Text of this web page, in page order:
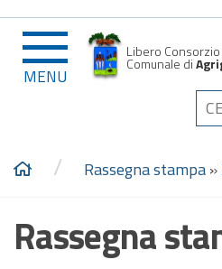
MENU
Libero Consorzio
Comunale di
/ Rassegna stampa»
Rassegna